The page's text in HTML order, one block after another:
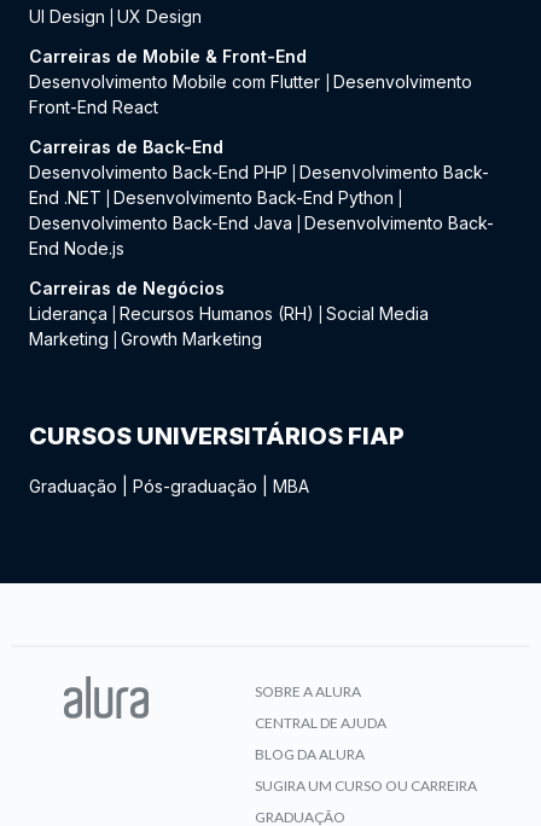
UI Design
UX Design
Carreiras de Mobile & Front-End
Desenvolvimento Mobile com Flutter
Desenvolvimento
Front-End React
Carreiras de Back-End
Desenvolvimento Back-End PHP
Desenvolvimento Back-
End .NET
Desenvolvimento Back-End Python
Desenvolvimento Back-End Java
Desenvolvimento Back-
End Node.js
Carreiras de Negócios
Liderança
Recursos Humanos (RH)
Social Media
Marketing
Growth Marketing
CURSOS UNIVERSITÁRIOS FIAP
Graduação Pós-graduação MBA
SOBRE A ALURA
CENTRAL DE AJUDA
BLOG DA ALURA
SUGIRA UM CURSO OU CARREIRA
GRADUAÇÃO